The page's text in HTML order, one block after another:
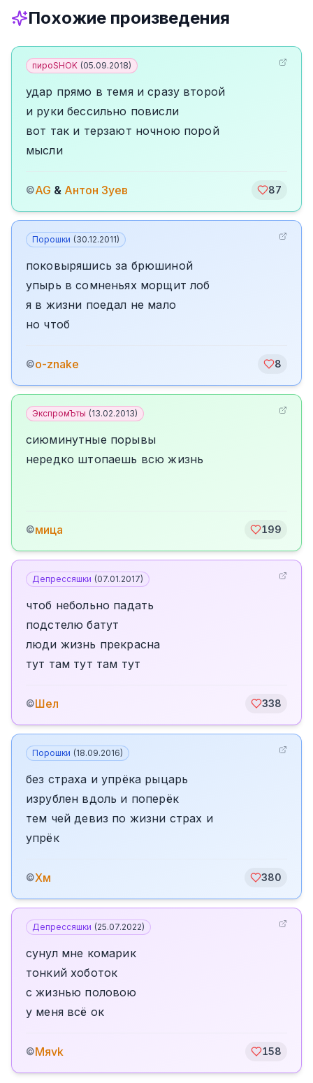
Похожие произведения
пироSHOK (05.09.2018)
удар прямо в темя и сразу второй
и руки бессильно повисли
вот так и терзают ночною порой
мысли
©AG & Антон Зуев 87
Порошки (30.12.2011)
поковыряшись за брюшиной
упырь в сомненьях морщит лоб
я в жизни поедал не мало
но чтоб
©o-znake 8
ЭкспромЪты (13.02.2013)
сиюминутные порывы
нередко штопаешь всю жизнь
©мица 199
Депрессяшки (07.01.2017)
чтоб небольно падать
подстелю батут
люди жизнь прекрасна
тут там тут там тут
©Шел 338
Порошки (18.09.2016)
без страха и упрёка рыцарь
изрублен вдоль и поперёк
тем чей девиз по жизни страх и
упрёк
©Хм 380
Депрессяшки (25.07.2022)
сунул мне комарик
тонкий хоботок
с жизнью половою
у меня всё ок
©Mяvk 158